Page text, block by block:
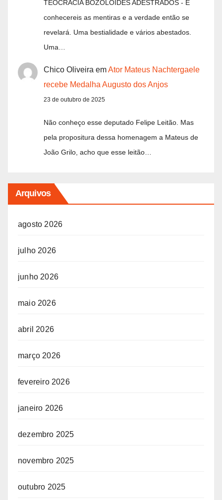
TEOCRACIA BOZOLOIDES ADESTRADOS - E
conhecereis as mentiras e a verdade então se
revelará. Uma bestialidade e vários abestados.
Uma…
Chico Oliveira emAtor Mateus Nachtergaele
recebe Medalha Augusto dos Anjos
23 de outubro de 2025
Não conheço esse deputado Felipe Leitão. Mas
pela propositura dessa homenagem a Mateus de
João Grilo, acho que esse leitão…
Arquivos
agosto 2026
julho 2026
junho 2026
maio 2026
abril 2026
março 2026
fevereiro 2026
janeiro 2026
dezembro 2025
novembro 2025
outubro 2025